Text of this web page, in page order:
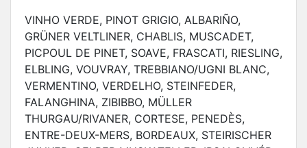
VINHO VERDE, PINOT GRIGIO, ALBARIÑO,
GRÜNER VELTLINER, CHABLIS, MUSCADET,
PICPOUL DE PINET, SOAVE, FRASCATI, RIESLING,
ELBLING, VOUVRAY, TREBBIANO/UGNI BLANC,
VERMENTINO, VERDELHO, STEINFEDER,
FALANGHINA, ZIBIBBO, MÜLLER
THURGAU/RIVANER, CORTESE, PENEDÈS,
ENTRE-DEUX-MERS, BORDEAUX, STEIRISCHER